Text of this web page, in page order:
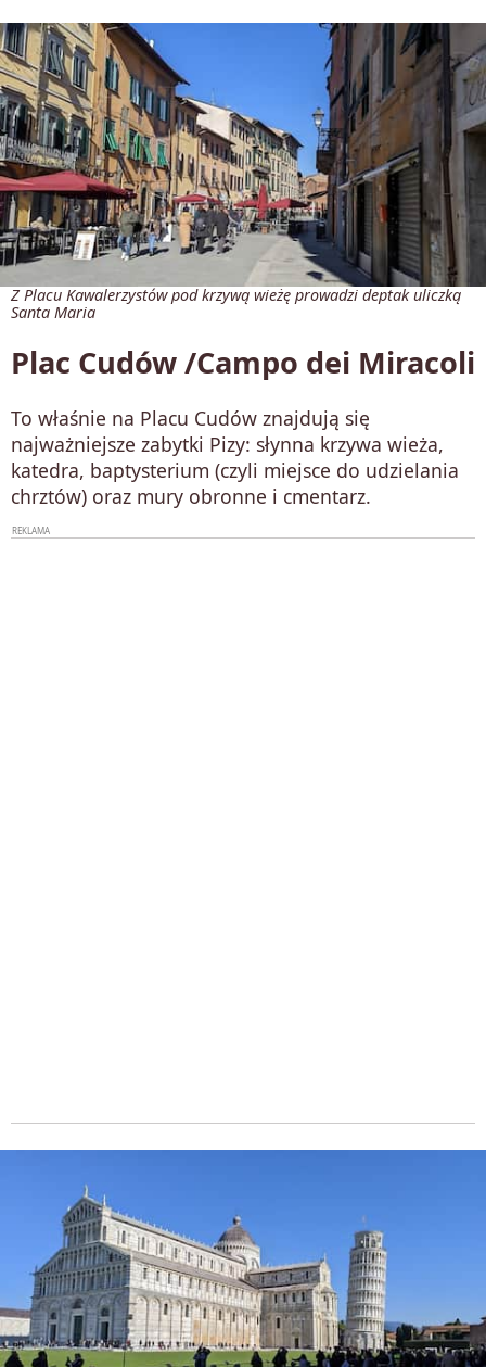
Z Placu Kawalerzystów pod krzywą wieżę prowadzi deptak uliczką
Santa Maria
Plac Cudów /Campo dei Miracoli
To właśnie na Placu Cudów znajdują się
najważniejsze zabytki Pizy: słynna krzywa wieża,
katedra, baptysterium (czyli miejsce do udzielania
chrztów) oraz mury obronne i cmentarz.